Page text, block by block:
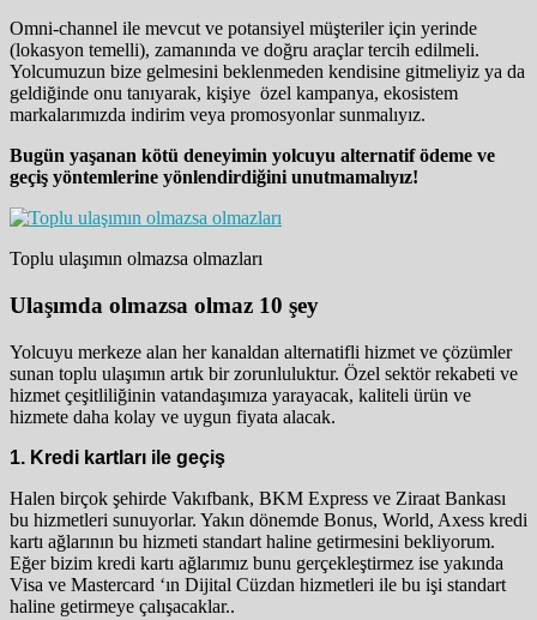
Omni-channel ile mevcut ve potansiyel müşteriler için yerinde
(lokasyon temelli), zamanında ve doğru araçlar tercih edilmeli.
Yolcumuzun bize gelmesini beklenmeden kendisine gitmeliyiz ya da
geldiğinde onu tanıyarak, kişiye özel kampanya, ekosistem
markalarımızda indirim veya promosyonlar sunmalıyız.
Bugün yaşanan kötü deneyimin yolcuyu alternatif ödeme ve
geçiş yöntemlerine yönlendirdiğini unutmamalıyız!
Toplu ulaşımın olmazsa olmazları
Ulaşımda olmazsa olmaz 10 şey
Yolcuyu merkeze alan her kanaldan alternatifli hizmet ve çözümler
sunan toplu ulaşımın artık bir zorunluluktur. Özel sektör rekabeti ve
hizmet çeşitliliğinin vatandaşımıza yarayacak, kaliteli ürün ve
hizmete daha kolay ve uygun fiyata alacak.
1. Kredi kartları ile geçiş
Halen birçok şehirde Vakıfbank, BKM Express ve Ziraat Bankası
bu hizmetleri sunuyorlar. Yakın dönemde Bonus, World, Axess kredi
kartı ağlarının bu hizmeti standart haline getirmesini bekliyorum.
Eğer bizim kredi kartı ağlarımız bunu gerçekleştirmez ise yakında
Visa ve Mastercard ‘ın Dijital Cüzdan hizmetleri ile bu işi standart
haline getirmeye çalışacaklar..